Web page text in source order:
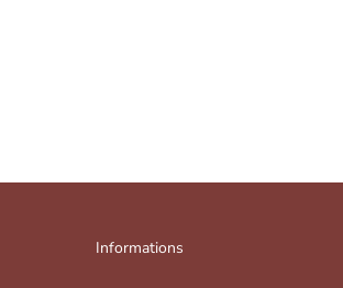
Informations